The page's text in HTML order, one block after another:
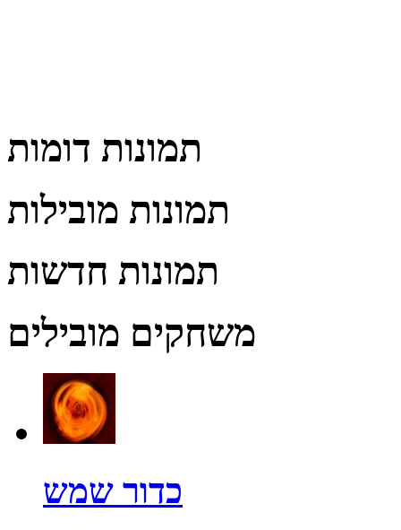
תמונות דומות
תמונות מובילות
תמונות חדשות
משחקים מובילים
כדור שמש